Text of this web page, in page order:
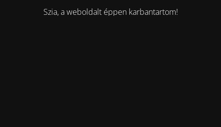
Szia, a weboldalt éppen karbantartom!